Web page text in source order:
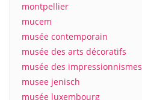
montpellier
mucem
musée contemporain
musée des arts décoratifs
musée des impressionnismes
musee jenisch
musée luxembourg